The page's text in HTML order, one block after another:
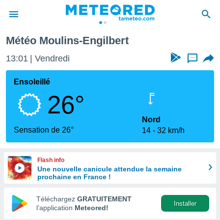
de
en
Météo Moulins-Engilbert
13:01 Vendredi ...
Ensoleillé
26°
Sensation de 26°
Nord
14
32 km/h
Flash info
Une nouvelle canicule attendue la semaine
prochaine en France !
Téléchargez GRATUITEMENT
l’application Meteored!
Installer